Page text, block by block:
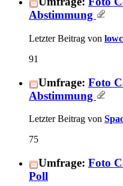
Abstimmung
Letzter Beitrag von
91
Umfrage: Foto
Abstimmung
Letzter Beitrag von
75
Umfrage: Foto
Poll